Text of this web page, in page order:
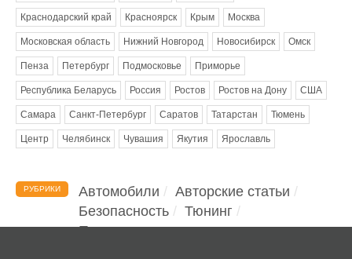
Краснодарский край Красноярск Крым Москва
Московская область Нижний Новгород Новосибирск Омск
Пенза Петербург Подмосковье Приморье
Республика Беларусь Россия Ростов Ростов на Дону США
Самара Санкт-Петербург Саратов Татарстан Тюмень
Центр Челябинск Чувашия Якутия Ярославль
РУБРИКИ Автомобили
Авторские статьи
Безопасность
Тюнинг
Помощь водителю